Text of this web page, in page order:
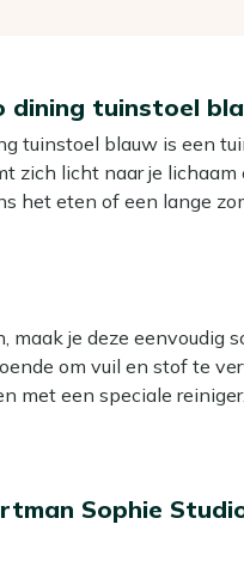
dining tuinstoel
tuinstoel blauw is een
zich licht naar je
het eten of een lange
dat tegen alle
te schuiven aan je
en makkelijk
maak je deze eenvoudig
om vuil en stof te
met een speciale
lijkt handig, maar kan
Sophie